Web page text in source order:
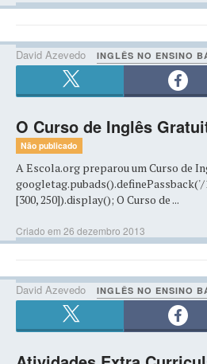
David Azevedo INGLÊS NO ENSINO
O Curso de Inglês
Não publicado
A Escola.org preparou um Curso de
googletag.pubads().definePassback('/
[300, 250]).display(); O Curso de ...
Criado em 26 dezembro 2013
David Azevedo INGLÊS NO ENSINO